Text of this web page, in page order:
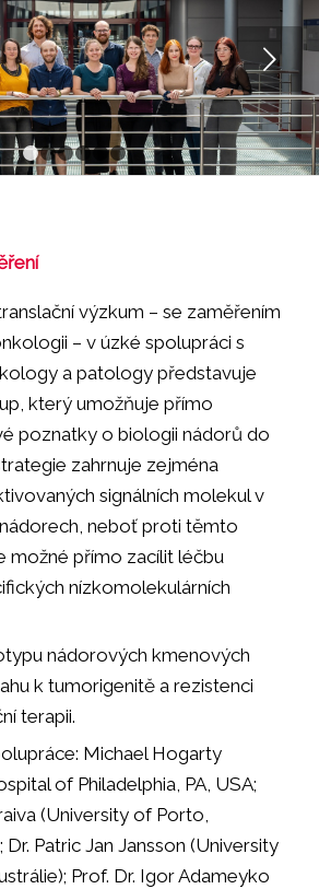
Next
1 2 3 4 5 6
výzkum – se zaměřením
– v úzké spolupráci s
a patology představuje
který umožňuje přímo
poznatky o biologii nádorů do
zahrnuje zejména
signálních molekul v
neboť proti těmto
možné přímo zacílit léčbu
nízkomolekulárních
nádorových kmenových
k tumorigenitě a rezistenci
terapii.
Michael Hogarty
of Philadelphia, PA, USA;
(University of Porto,
Patric Jan Jansson (University
Prof. Dr. Igor Adameyko